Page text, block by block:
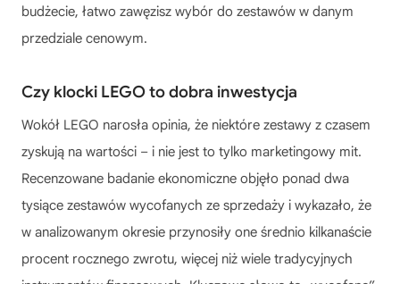
budżecie, łatwo zawęzisz wybór do zestawów w danym
przedziale cenowym.
Czy klocki LEGO to dobra inwestycja
Wokół LEGO narosła opinia, że niektóre zestawy z czasem
zyskują na wartości – i nie jest to tylko marketingowy mit.
Recenzowane badanie ekonomiczne objęło ponad dwa
tysiące zestawów wycofanych ze sprzedaży i wykazało, że
w analizowanym okresie przynosiły one średnio kilkanaście
procent rocznego zwrotu, więcej niż wiele tradycyjnych